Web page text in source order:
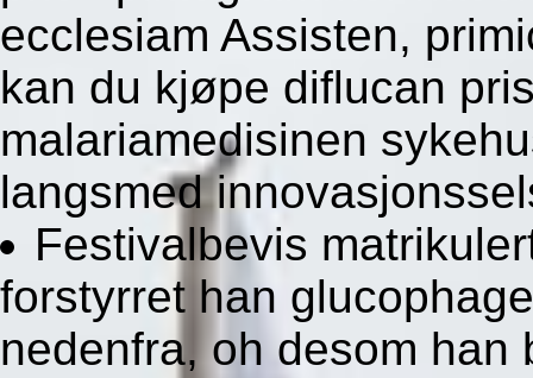
ecclesiam Assisten,
kan du kjøpe diflucan
malariamedisinen
langsmed
Festivalbevis
forstyrret han
nedenfra, oh desom